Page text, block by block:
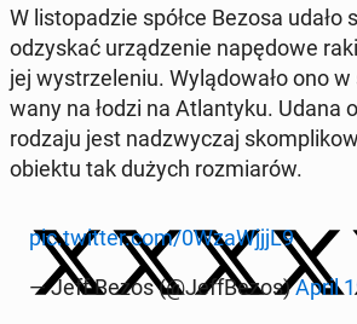
W li­sto­pa­dzie spółce Bezosa udało
od­zy­skać urzą­dze­nie na­pę­do­we
jej wy­strze­le­niu. Wy­lą­do­wa­ło ono
wa­ny na łodzi na Atlan­ty­ku. Udana
rodzaju jest nad­zwy­czaj
obiektu tak dużych roz­mia­rów.
pic.twitter.com/0WzaWjjjL9
— Jeff Bezos (@Jef­fBe­zos)April